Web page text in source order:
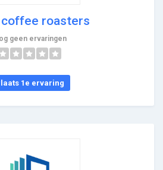
roasters
geen ervaringen
1e ervaring